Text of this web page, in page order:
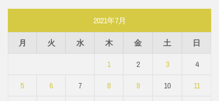
2021年7月
月 火 水 木 金 土
日
1
2 3
4
5
6 7 8 9 10
11